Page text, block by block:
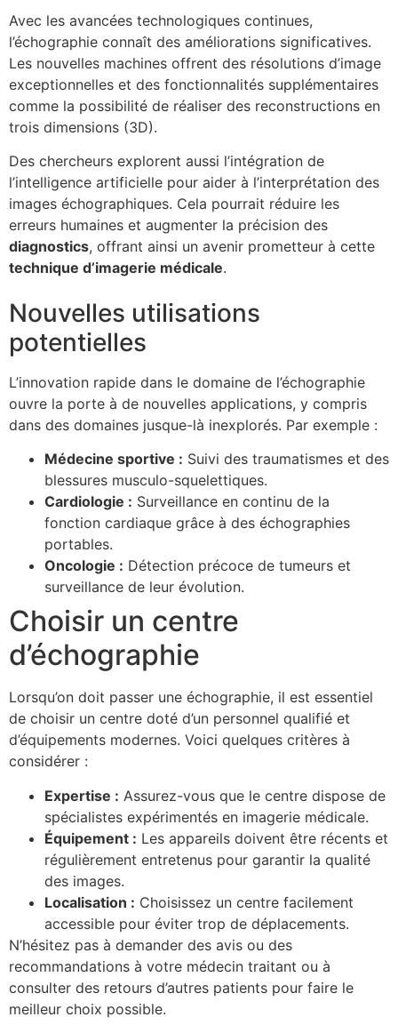
Avec les avancées technologiques continues,
l’échographie connaît des améliorations significatives.
Les nouvelles machines offrent des résolutions d’image
exceptionnelles et des fonctionnalités supplémentaires
comme la possibilité de réaliser des reconstructions en
trois dimensions (3D).
Des chercheurs explorent aussi l’intégration de
l’intelligence artificielle pour aider à l’interprétation des
images échographiques. Cela pourrait réduire les
erreurs humaines et augmenter la précision des
diagnostics, offrant ainsi un avenir prometteur à cette
technique d’imagerie médicale.
Nouvelles utilisations
potentielles
L’innovation rapide dans le domaine de l’échographie
ouvre la porte à de nouvelles applications, y compris
dans des domaines jusque-là inexplorés. Par exemple :
Médecine sportive : Suivi des traumatismes et des
blessures musculo-squelettiques.
Cardiologie : Surveillance en continu de la
fonction cardiaque grâce à des échographies
portables.
Oncologie : Détection précoce de tumeurs et
surveillance de leur évolution.
Choisir un centre
d’échographie
Lorsqu’on doit passer une échographie, il est essentiel
de choisir un centre doté d’un personnel qualifié et
d’équipements modernes. Voici quelques critères à
considérer :
Expertise : Assurez-vous que le centre dispose de
spécialistes expérimentés en imagerie médicale.
Équipement : Les appareils doivent être récents et
régulièrement entretenus pour garantir la qualité
des images.
Localisation : Choisissez un centre facilement
accessible pour éviter trop de déplacements.
N’hésitez pas à demander des avis ou des
recommandations à votre médecin traitant ou à
consulter des retours d’autres patients pour faire le
meilleur choix possible.